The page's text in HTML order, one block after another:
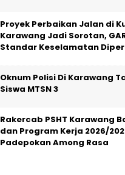
Proyek Perbaikan Jalan di
Karawang Jadi Sorotan,
Standar Keselamatan
Oknum Polisi Di Karawang
Siswa MTSN 3
Rakercab PSHT Karawang
dan Program Kerja 2026/
Padepokan Among Rasa